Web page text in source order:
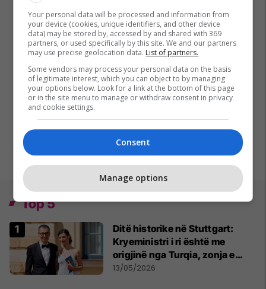
Top 5
Ditë historike në Stuttgart:
Kryeministri i ri është me
origjinë nga Turqia, zonja e
parë një shqiptare nga
13/05/2026
Your personal data will be processed and information from
your device (cookies, unique identifiers, and other device
data) may be stored by, accessed by and shared with 369
partners, or used specifically by this site. We and our partners
may use precise geolocation data. List of partners.
Some vendors may process your personal data on the basis
of legitimate interest, which you can object to by managing
your options below. Look for a link at the bottom of this page
or in the site menu to manage or withdraw consent in privacy
and cookie settings.
Consent
Manage options